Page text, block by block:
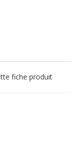
fiche produit